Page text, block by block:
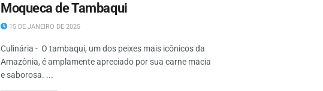
Moqueca de Tambaqui
15 DE JANEIRO DE 2025
Culinária - O tambaqui, um dos peixes mais icônicos da
Amazônia, é amplamente apreciado por sua carne macia
e saborosa. ...